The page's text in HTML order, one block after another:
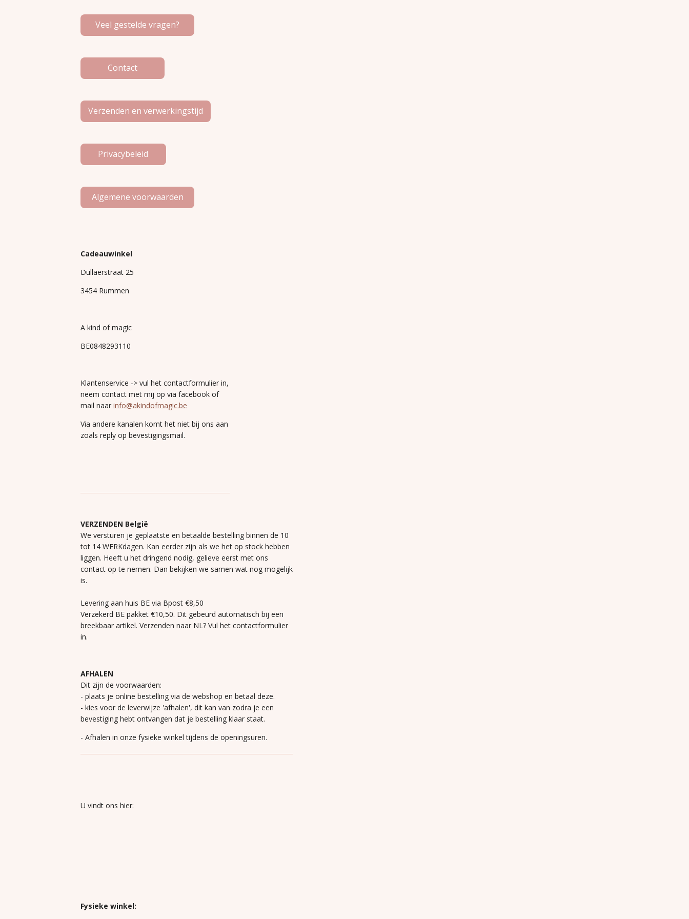
o
o
k
g
r
a
k
Veel gestelde vragen?
Contact
Verzenden en verwerkingstijd
Privacybeleid
Algemene voorwaarden
Cadeauwinkel
Dullaerstraat 25
3454 Rummen
A kind of magic
BE0848293110
Klantenservice -> vul het contactformulier in,
neem contact met mij op via facebook of
mail naar info@akindofmagic.be
Via andere kanalen komt het niet bij ons aan
zoals reply op bevestigingsmail.
VERZENDEN België
We versturen je geplaatste en betaalde bestelling binnen de 10
tot 14 WERKdagen. Kan eerder zijn als we het op stock hebben
liggen. Heeft u het dringend nodig, gelieve eerst met ons
contact op te nemen. Dan bekijken we samen wat nog mogelijk
is.
Levering aan huis BE via Bpost €8,50
Verzekerd BE pakket €10,50. Dit gebeurd automatisch bij een
breekbaar artikel. Verzenden naar NL? Vul het contactformulier
in.
AFHALEN
Dit zijn de voorwaarden:
- plaats je online bestelling via de webshop en betaal deze.
- kies voor de leverwijze 'afhalen', dit kan van zodra je een
bevestiging hebt ontvangen dat je bestelling klaar staat.
- Afhalen in onze fysieke winkel tijdens de openingsuren.
U vindt ons hier:
Fysieke winkel: